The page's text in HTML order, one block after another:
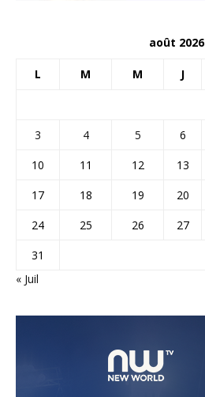
août 2026
L M M J
3
4 5 6
10
11 12 13
17
18 19 20
24
25 26 27
31
« Juil